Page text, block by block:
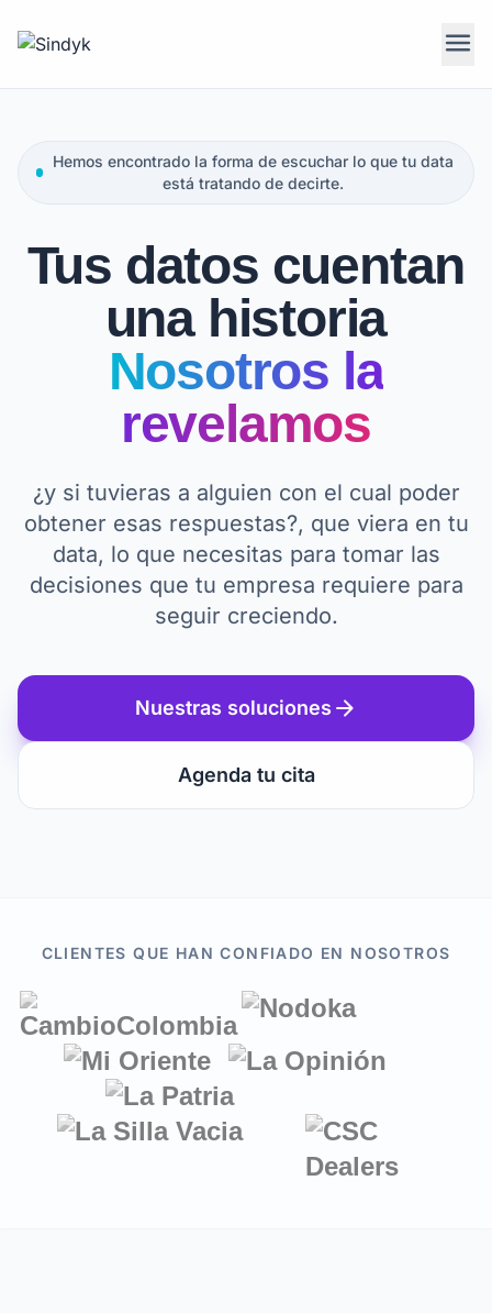
menu
Hemos encontrado la forma de escuchar lo que tu data
está tratando de decirte.
Tus datos cuentan
una historia
Nosotros la
revelamos
¿y si tuvieras a alguien con el cual poder
obtener esas respuestas?, que viera en tu
data, lo que necesitas para tomar las
decisiones que tu empresa requiere para
seguir creciendo.
Nuestras soluciones arrow_forward
Agenda tu cita
CLIENTES QUE HAN CONFIADO EN NOSOTROS